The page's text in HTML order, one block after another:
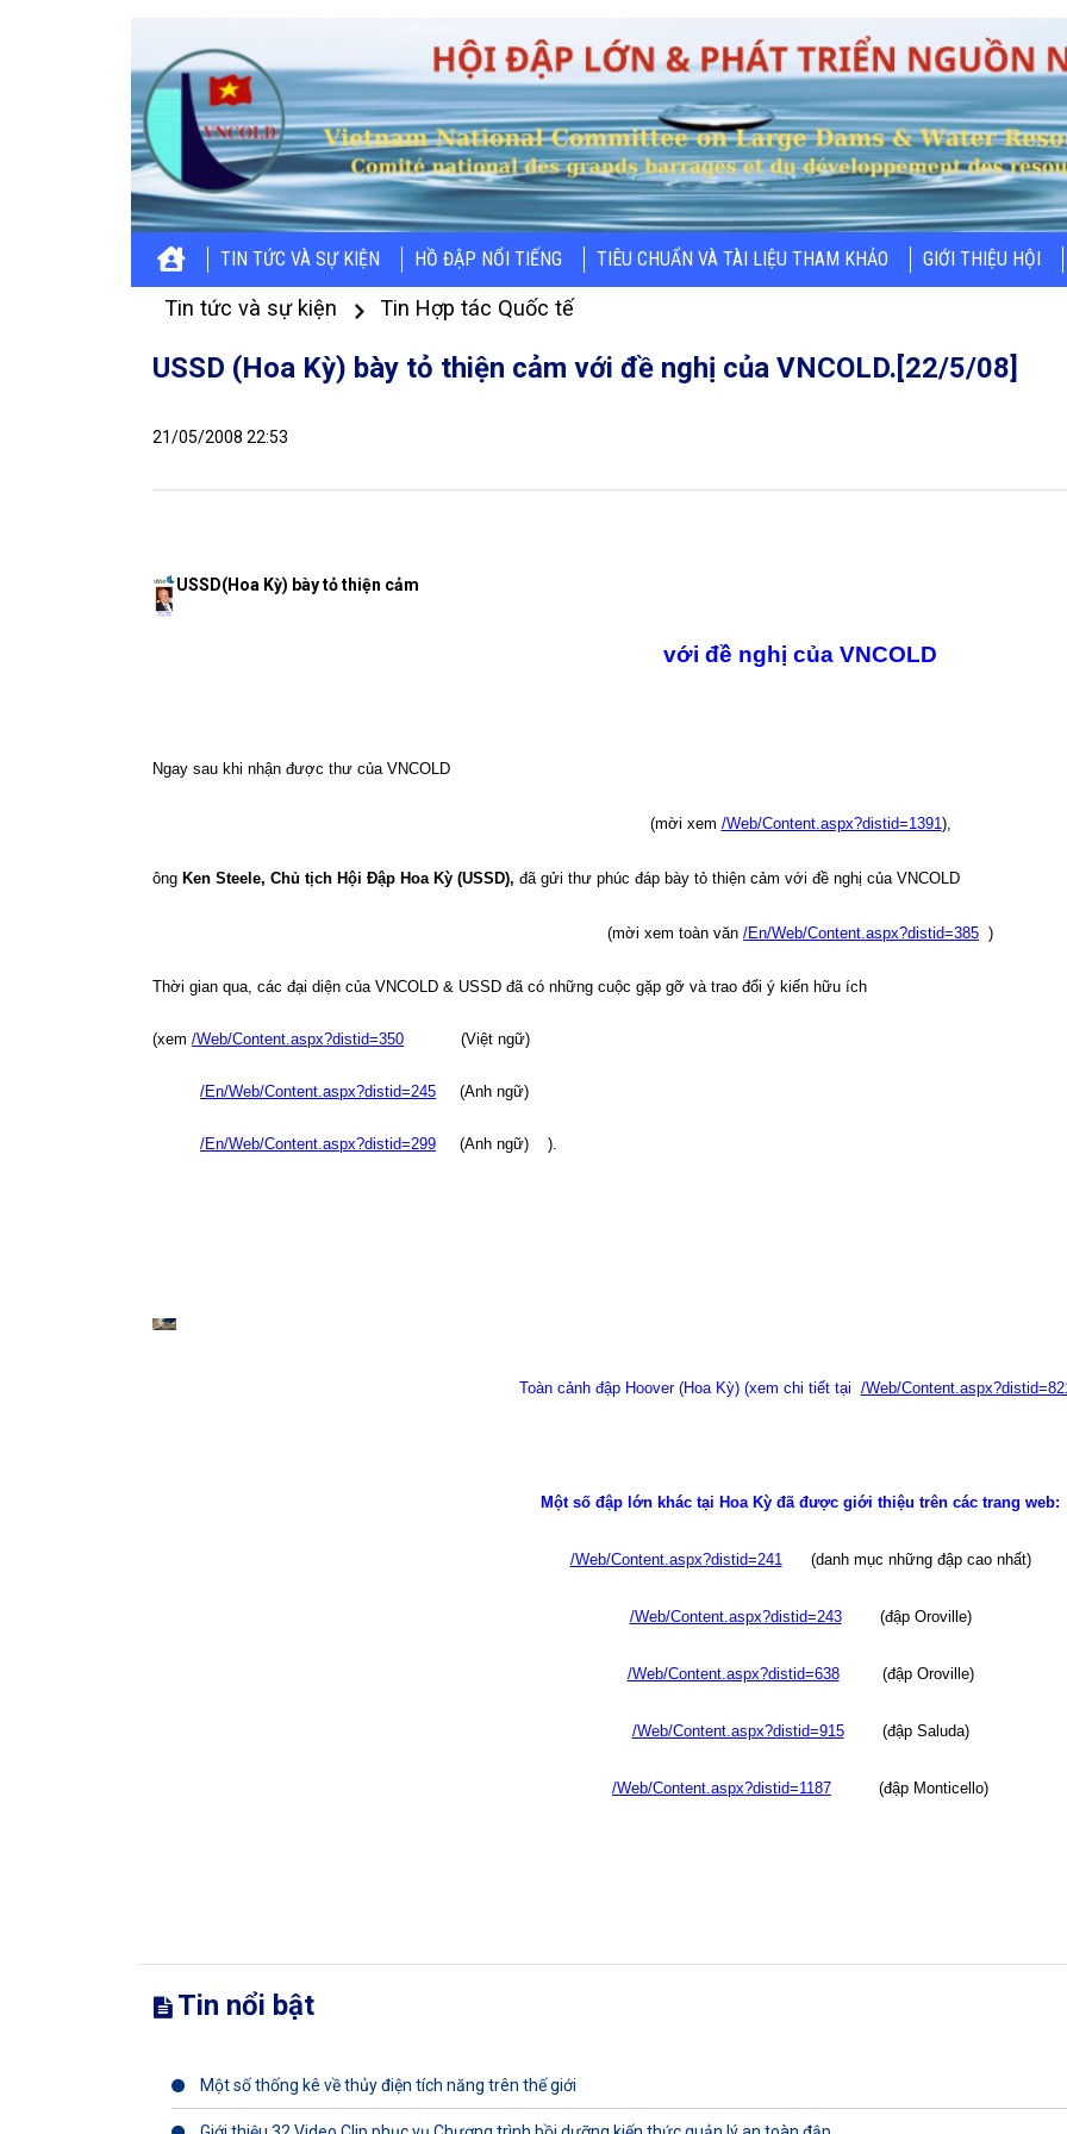
TIN TỨC VÀ SỰ KIỆN HỒ ĐẬP NỔI TIẾNG TIÊU CHUẨN VÀ TÀI LIỆU THAM KHẢO GIỚI THIỆU HỘI
Tin tức và sự kiện Tin Hợp tác Quốc tế
USSD (Hoa Kỳ) bày tỏ thiện cảm với đề nghị của VNCOLD.[22/5/08]
21/05/2008 22:53
USSD(Hoa Kỳ) bày tỏ thiện cảm
với đề nghị của VNCOLD
Ngay sau khi nhận được thư của VNCOLD
(mời xem /Web/Content.aspx?distid=1391),
ông Ken Steele, Chủ tịch Hội Đập Hoa Kỳ (USSD), đã gửi thư phúc đáp bày tỏ thiện cảm với đề nghị của VNCOLD
(mời xem toàn văn /En/Web/Content.aspx?distid=385 )
Thời gian qua, các đại diện của VNCOLD & USSD đã có những cuộc gặp gỡ và trao đổi ý kiến hữu ích
(xem /Web/Content.aspx?distid=350 (Việt ngữ)
/En/Web/Content.aspx?distid=245 (Anh ngữ)
/En/Web/Content.aspx?distid=299 (Anh ngữ) ).
Toàn cảnh đập Hoover(Hoa Kỳ) (xem chi tiết tại /Web/
Một số đập lớn khác tại Hoa Kỳ đã được giới thiệu trên các trang web:
/Web/Content.aspx?distid=241 (danh mục những đập cao nhất)
/Web/Content.aspx?distid=243 (đập Oroville)
/Web/Content.aspx?distid=638 (đập Oroville)
/Web/Content.aspx?distid=915 (đập Saluda)
/Web/Content.aspx?distid=1187 (đập Monticello)
Tin nổi bật
Một số thống kê về thủy điện tích năng trên thế giới